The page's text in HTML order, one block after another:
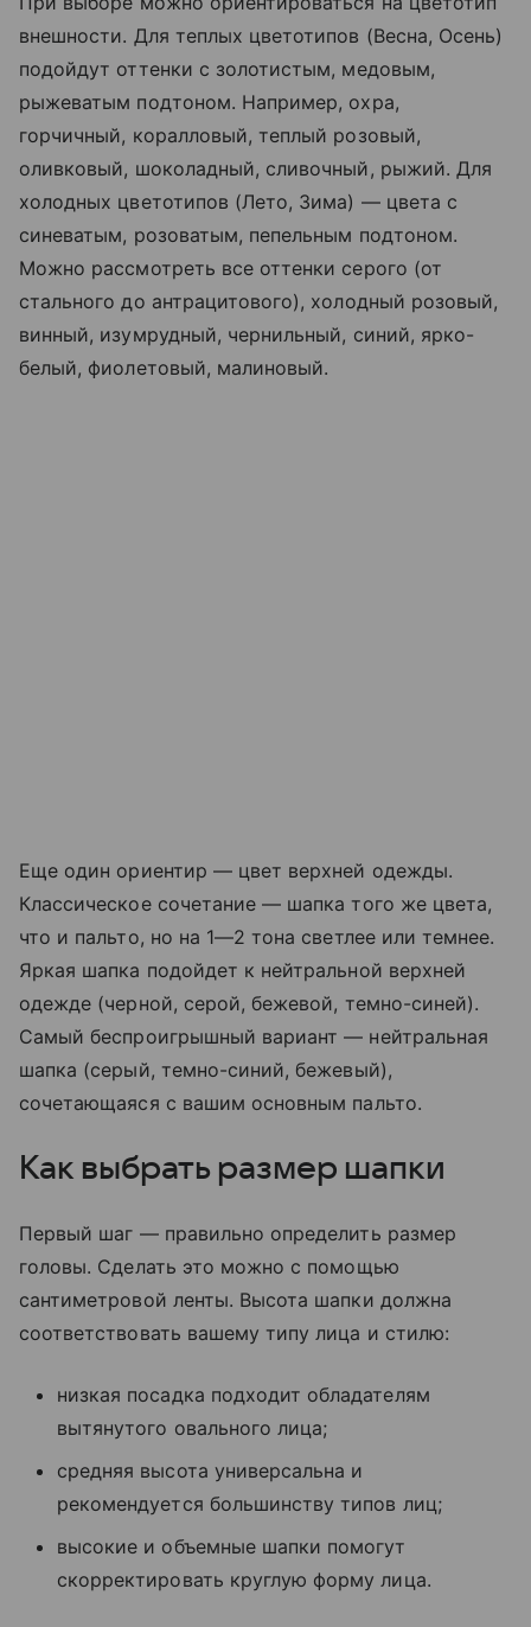
внешности. Для теплых цветотипов (Весна, Осень)
подойдут оттенки с золотистым, медовым,
рыжеватым подтоном. Например, охра,
горчичный, коралловый, теплый розовый,
оливковый, шоколадный, сливочный, рыжий. Для
холодных цветотипов (Лето, Зима) — цвета с
синеватым, розоватым, пепельным подтоном.
Можно рассмотреть все оттенки серого (от
стального до антрацитового), холодный розовый,
винный, изумрудный, чернильный, синий, ярко-
белый, фиолетовый, малиновый.
Еще один ориентир — цвет верхней одежды.
Классическое сочетание — шапка того же цвета,
что и пальто, но на 1—2 тона светлее или темнее.
Яркая шапка подойдет к нейтральной верхней
одежде (черной, серой, бежевой, темно-синей).
Самый беспроигрышный вариант — нейтральная
шапка (серый, темно-синий, бежевый),
сочетающаяся с вашим основным пальто.
Как выбрать размер шапки
Первый шаг — правильно определить размер
головы. Сделать это можно с помощью
сантиметровой ленты. Высота шапки должна
соответствовать вашему типу лица и стилю:
низкая посадка подходит обладателям
вытянутого овального лица;
средняя высота универсальна и
рекомендуется большинству типов лиц;
высокие и объемные шапки помогут
скорректировать круглую форму лица.